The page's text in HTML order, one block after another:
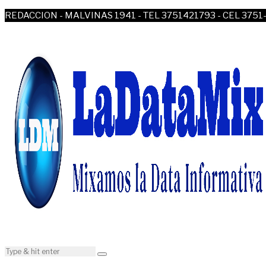
REDACCION - MALVINAS 1941 - TEL 3751421793 - CEL